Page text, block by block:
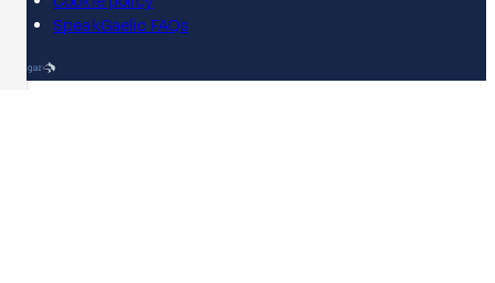
SpeakGaelic FAQs